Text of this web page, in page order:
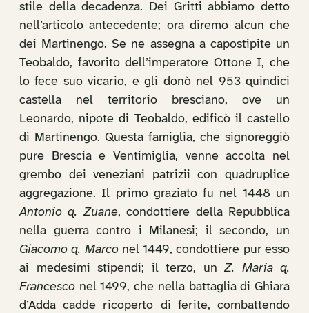
stile della decadenza. Dei Gritti abbiamo detto
nell’articolo antecedente; ora diremo alcun che
dei Martinengo. Se ne assegna a capostipite un
Teobaldo, favorito dell’imperatore Ottone I, che
lo fece suo vicario, e gli donò nel 953 quindici
castella nel territorio bresciano, ove un
Leonardo, nipote di Teobaldo, edificò il castello
di Martinengo. Questa famiglia, che signoreggiò
pure Brescia e Ventimiglia, venne accolta nel
grembo dei veneziani patrizii con quadruplice
aggregazione. Il primo graziato fu nel 1448 un
Antonio q. Zuane, condottiere della Repubblica
nella guerra contro i Milanesi; il secondo, un
Giacomo q. Marconel 1449, condottiere pur esso
ai medesimi stipendi; il terzo, un Z. Maria q.
Francesco nel 1499, che nella battaglia di Ghiara
d’Adda cadde ricoperto di ferite, combattendo